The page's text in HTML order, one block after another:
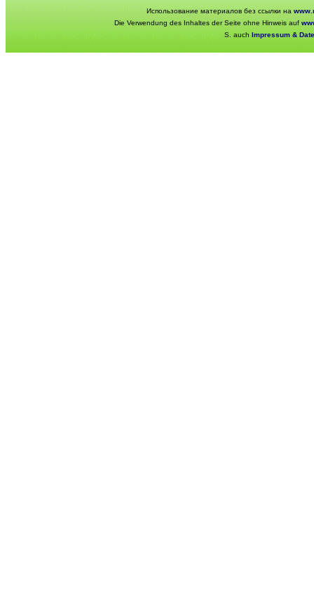
Использование материалов без ссылки на
Die Verwendung des Inhaltes der Seite ohne Hinweis auf
S. auch Impressum &